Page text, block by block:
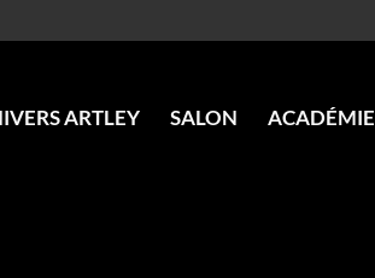
ARTLEY SALON ACADÉMIE